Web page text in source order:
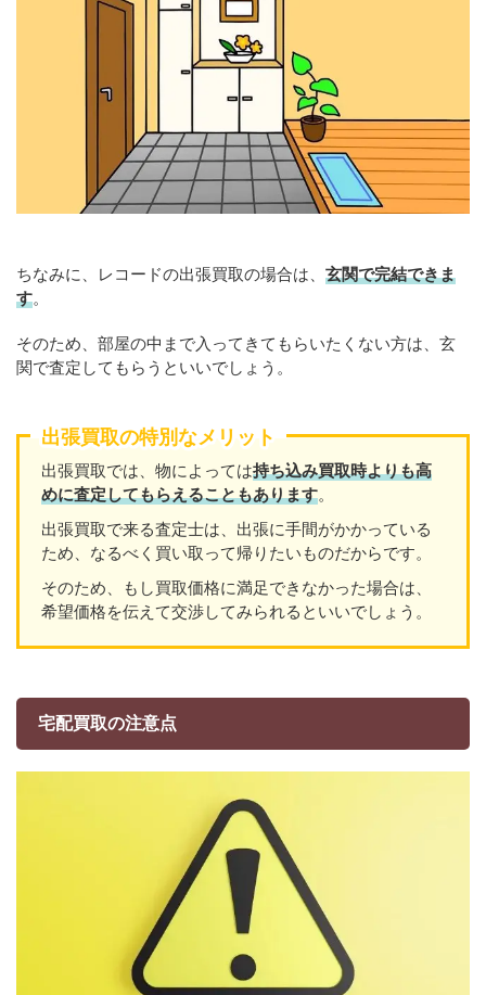
ちなみに、レコードの出張買取の場合は、 玄関で完結できま
す。
そのため、部屋の中まで入ってきてもらいたくない方は、玄
関で査定してもらうといいでしょう。
出張買取の特別なメリット
出張買取では、物によっては持ち込み買取時よりも高
めに査定してもらえることもあります。
出張買取で来る査定士は、出張に手間がかかっている
ため、なるべく買い取って帰りたいものだからです。
そのため、もし買取価格に満足できなかった場合は、
希望価格を伝えて交渉してみられるといいでしょう。
宅配買取の注意点